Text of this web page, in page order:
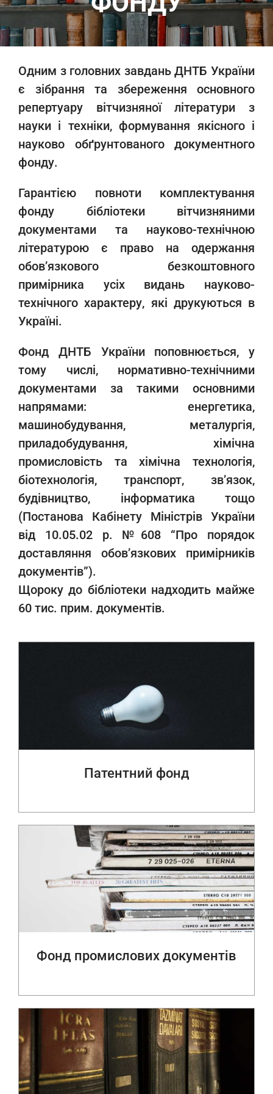
Одним з головних завдань ДНТБ України
є зібрання та збереження основного
репертуару вітчизняної літератури з
науки і техніки, формування якісного і
науково обґрунтованого документного
фонду.
Гарантією повноти комплектування
фонду бібліотеки вітчизняними
документами та науково-технічною
літературою є право на одержання
обов’язкового безкоштовного
примірника усіх видань науково-
технічного характеру, які друкуються в
Україні.
Фонд ДНТБ України поповнюється, у
тому числі, нормативно-технічними
документами за такими основними
напрямами: енергетика,
машинобудування, металургія,
приладобудування, хімічна
промисловість та хімічна технологія,
біотехнологія, транспорт, зв’язок,
будівництво, інформатика тощо
(Постанова Кабінету Міністрів України
від 10.05.02 р. №608 “Про порядок
доставляння обов’язкових примірників
документів”).
Щороку до бібліотеки надходить майже
60 тис. прим. документів.
Патентний фонд
Фонд промислових документів